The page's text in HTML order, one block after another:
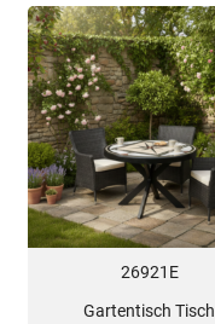
26921E
Gartentisch Tisch